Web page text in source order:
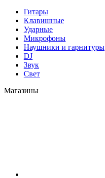
Гитары
Клавишные
Ударные
Микрофоны
Наушники и гарнитуры
DJ
Звук
Свет
Магазины